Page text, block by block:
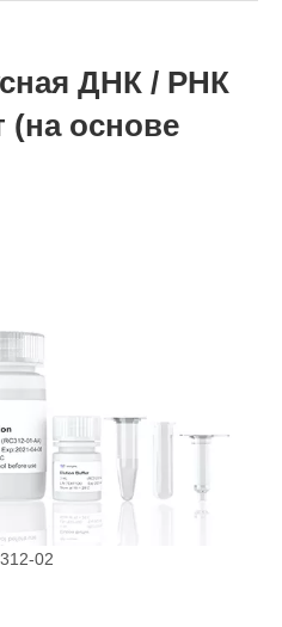
ДНК / РНК
(на основе
02